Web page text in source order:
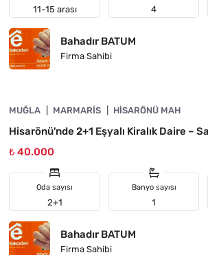
11-15 arası 4
Bahadır BATUM
Firma Sahibi
KIRALIK
MUĞLA MARMARIS HISARÖNÜ MAH
Hisarönü'nde 2+1 Eşyalı Kiralık Daire –
₺ 40.000
Oda sayısı
2+1
Banyo sayısı
1
Bahadır BATUM
Firma Sahibi